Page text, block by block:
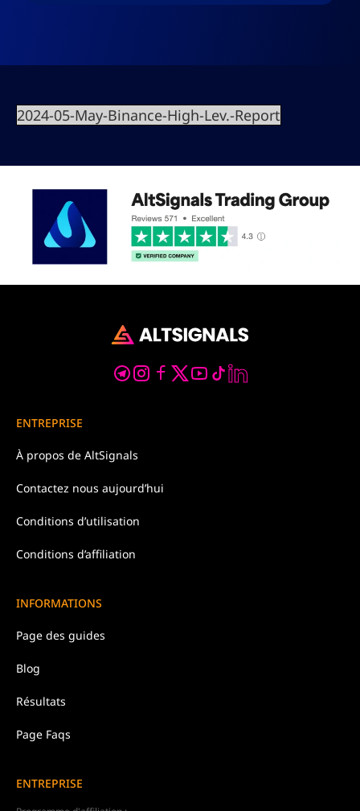
2024-05-May-Binance-High-Lev.-Report
ENTREPRISE
À propos de AltSignals
Contactez nous aujourd’hui
Conditions d’utilisation
Conditions d’affiliation
INFORMATIONS
Page des guides
Blog
Résultats
Page Faqs
ENTREPRISE